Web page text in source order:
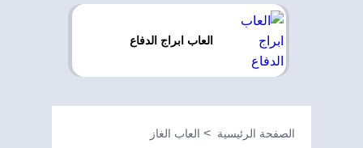
العاب ابراج الدفاع
الصفحة الرئيسية العاب الغاز